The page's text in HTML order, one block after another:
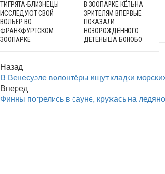
ТИГРЯТА-БЛИЗНЕЦЫ
ИССЛЕДУЮТ СВОЙ
ВОЛЬЕР ВО
ФРАНКФУРТСКОМ
ЗООПАРКЕ
В ЗООПАРКЕ КЁЛЬНА
ЗРИТЕЛЯМ ВПЕРВЫЕ
ПОКАЗАЛИ
НОВОРОЖДЁННОГО
ДЕТЁНЫША БОНОБО
Назад
В Венесуэле волонтёры ищут кладки
Вперед
Финны погрелись в сауне, кружась на